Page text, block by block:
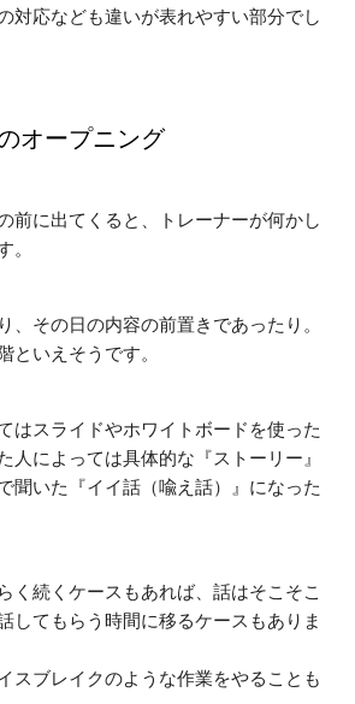
対応なども違いが表れやすい部分でし
オープニング
前に出てくると、トレーナーが何かし
。
、その日の内容の前置きであったり。
といえそうです。
はスライドやホワイトボードを使った
人によっては具体的な『ストーリー』
聞いた『イイ話（喩え話）』になった
く続くケースもあれば、話はそこそこ
してもらう時間に移るケースもありま
スブレイクのような作業をやることも